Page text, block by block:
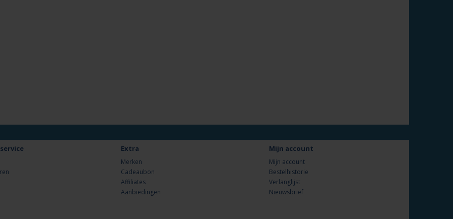
Extra
Merken
Cadeaubon
Affiliates
Aanbiedingen
Mijn account
Mijn account
Bestelhistorie
Verlanglijst
Nieuwsbrief